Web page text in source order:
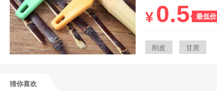
最低价
¥ 0.5
削皮 甘蔗
猜你喜欢